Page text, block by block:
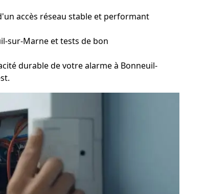
accès réseau stable et performant
sur-Marne et tests de bon
durable de votre alarme à Bonneuil-